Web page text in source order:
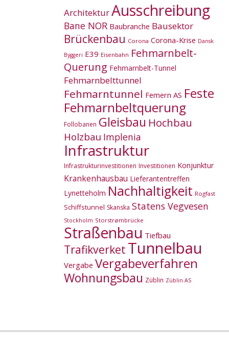
ArchitekturAusschreibung
Bane NOR Baubranche Bausektor
Brückenbau Corona Corona-Krise Dansk
Byggeri E39 Eisenbahn Fehmarnbelt-
Querung Fehmarnbelt-Tunnel
Fehmarnbelttunnel
Fehmarntunnel Femern AS Feste
Fehmarnbeltquerung
Follobanen Gleisbau Hochbau
Holzbau Implenia
Infrastruktur
Infrastrukturinvestitionen Investitionen Konjunktur
Krankenhausbau Lieferantentreffen
Lynetteholm Nachhaltigkeit Rogfast
Schiffstunnel Skanska Statens Vegvesen
Stockholm Storstrømbrücke
Straßenbau Tiefbau
Trafikverket Tunnelbau
Vergabe Vergabeverfahren
Wohnungsbau Züblin Züblin AS